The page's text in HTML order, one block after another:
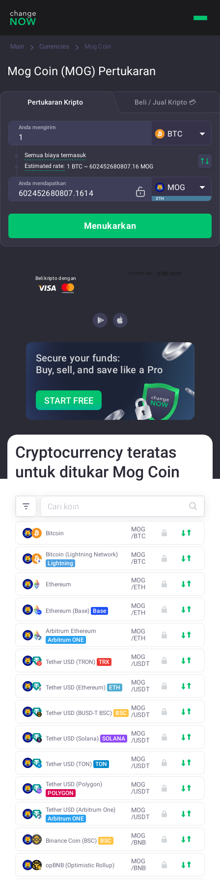
Main Currencies Mog Coin
Mog Coin (MOG) Pertukaran
Pertukaran Kripto Beli / Jual Kripto 💳
Anda mengirim
BTC
Semua biaya termasuk
Estimated rate: 1 BTC ~ 602452680807.16 MOG
Anda mendapatkan
ETH
MOG
Menukarkan
Beli kripto dengan
Secure your funds:
Buy, sell, and save like a Pro
START FREE
Cryptocurrency teratas
untuk ditukar Mog Coin
Bitcoin
MOG
/BTC
Bitcoin (Lightning Network)
Lightning
MOG
/BTC
Ethereum
MOG
/ETH
Ethereum (Base) Base
MOG
/ETH
Arbitrum Ethereum
Arbitrum ONE
MOG
/ETH
Tether USD (TRON) TRX
MOG
/USDT
Tether USD (Ethereum) ETH
MOG
/USDT
Tether USD (BUSD-T BSC) BSC
MOG
/USDT
Tether USD (Solana) SOLANA
MOG
/USDT
Tether USD (TON) TON
MOG
/USDT
Tether USD (Polygon)
POLYGON
MOG
/USDT
Tether USD (Arbitrum One)
Arbitrum ONE
MOG
/USDT
Binance Coin (BSC) BSC
MOG
/BNB
opBNB (Optimistic Rollup)
MOG
/BNB